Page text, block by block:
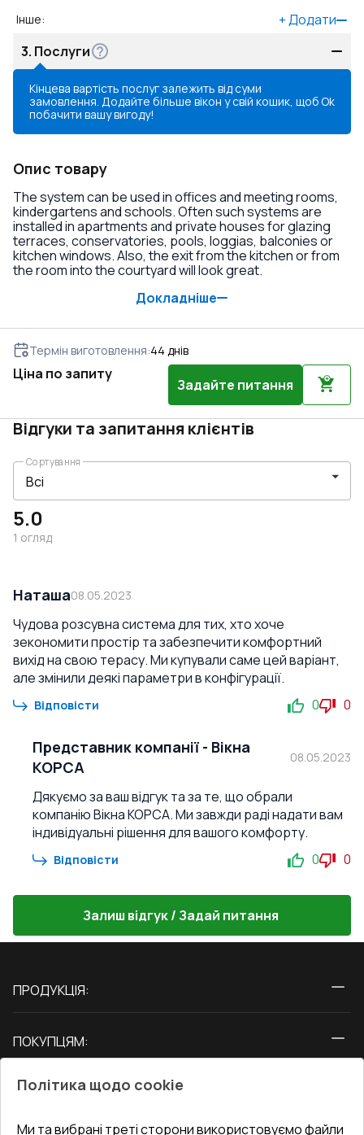
Інше: +Додати
3. Послуги
Кінцева вартість послуг залежить від суми
замовлення. Додайте більше вікон у свій кошик, щоб
побачити вашу вигоду!
Ok
Опис товару
The system can be used in offices and meeting rooms,
kindergartens and schools. Often such systems are
installed in apartments and private houses for glazing
terraces, conservatories, pools, loggias, balconies or
kitchen windows. Also, the exit from the kitchen or from
the room into the courtyard will look great.
Докладніше
Термін виготовлення:44 днів
Ціна по запиту
Задайте питання
Відгуки та запитання клієнтів
5.0
1 огляд
Сортування
Наташа08.05.2023
Чудова розсувна система для тих, хто хоче
зекономити простір та забезпечити комфортний
вихід на свою терасу. Ми купували саме цей варіант,
але змінили деякі параметри в конфігурації.
Відповісти 0 0
Представник компанії - Вікна
КОРСА
08.05.2023
Дякуємо за ваш відгук та за те, що обрали
компанію Вікна КОРСА. Ми завжди раді надати вам
індивідуальні рішення для вашого комфорту.
Відповісти 0 0
Залиш відгук / Задай питання
ПРОДУКЦІЯ:
Двері
ПОКУПЦЯМ:
Блог
СЕРВІС ТА ОБЛУГОВУВАННЯ:
Доставка і Оплата
Політика щодо cookie
Ми та вибрані треті сторони використовуємо файли